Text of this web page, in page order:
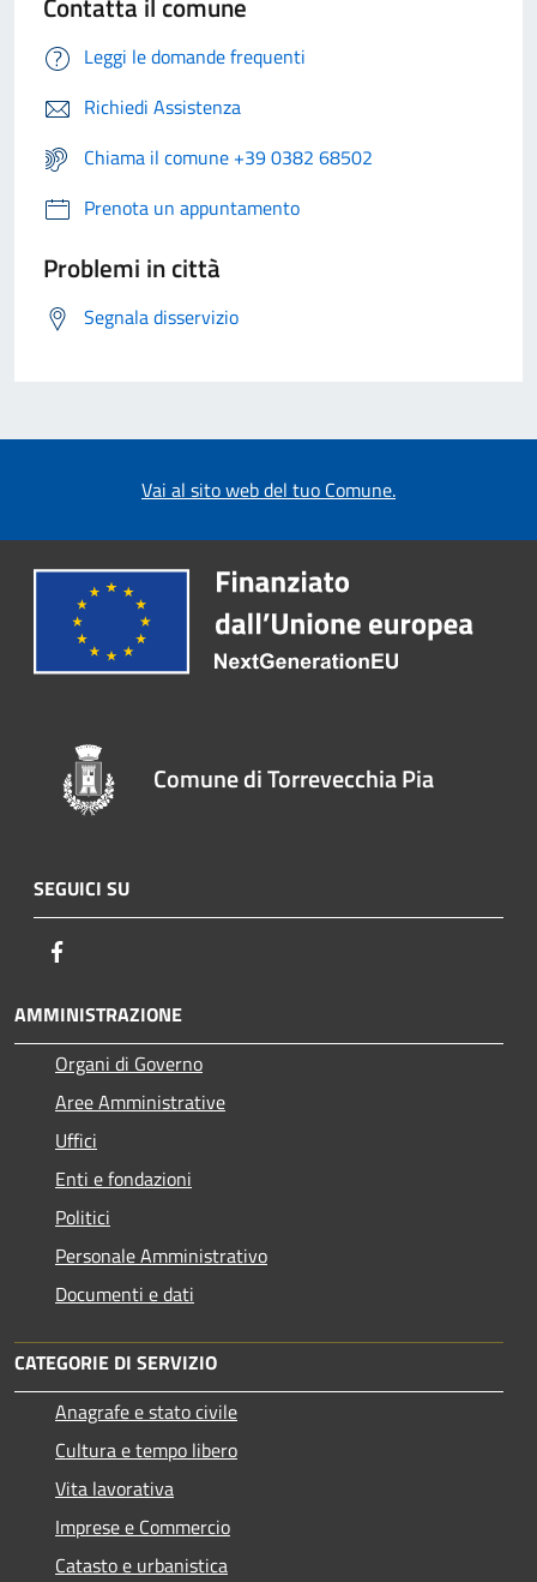
Leggi le domande frequenti
Richiedi Assistenza
Chiama il comune +39 0382 68502
Prenota un appuntamento
Problemi in città
Segnala disservizio
Vai al sito web del tuo Comune.
Comune di Torrevecchia Pia
SEGUICI SU
AMMINISTRAZIONE
Organi di Governo
Aree Amministrative
Uffici
Enti e fondazioni
Politici
Personale Amministrativo
Documenti e dati
CATEGORIE DI SERVIZIO
Anagrafe e stato civile
Cultura e tempo libero
Vita lavorativa
Imprese e Commercio
Catasto e urbanistica